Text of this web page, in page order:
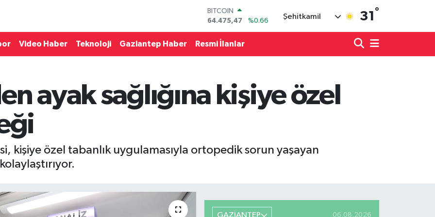
DOLAR
47,5986
%0.06
EURO
55,0700
BİST100
13.703
%0
Şehitkamil 31 °
Video Haber Teknoloji Gaziantep Haber Resmi İlanlar
ayak sağlığına kişiye özel
kişiye özel tabanlık uygulamasıyla ortopedik sorun yaşayan
GAZİANTEP 06.08.2026